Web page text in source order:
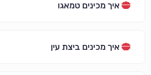
איך מכינים טמאגו
איך מכינים ביצת עין